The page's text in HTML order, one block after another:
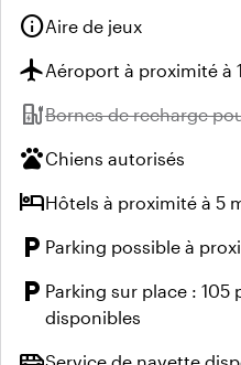
infoAire de jeux
flightAéroport à proximité à
ev_stationIndisponible :
Bornes de recharge
petsChiens autorisés
hotelHôtels à proximité à 5
local_parking Parking possible à
local_parking Parking sur place : 105
disponibles